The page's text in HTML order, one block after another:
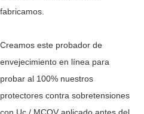
fabricamos.
Creamos este probador de
envejecimiento en línea para
probar al 100% nuestros
protectores contra sobretensiones
con Uc / MCOVaplicado antes del